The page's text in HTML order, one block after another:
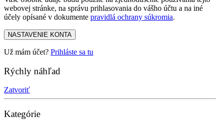
webovej stránke, na správu prihlasovania do vášho účtu a na iné
účely opísané v dokumente pravidlá ochrany súkromia.
NASTAVENIE KONTA
Už mám účet? Prihláste sa tu
Rýchly náhľad
Zatvoriť
Kategórie